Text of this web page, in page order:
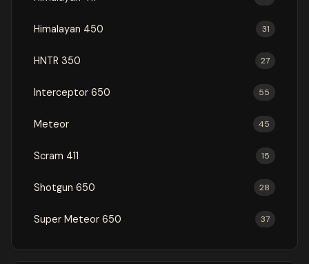
Himalayan 450 31
HNTR 350 27
Interceptor 650 55
Meteor 45
Scram 411 15
Shotgun 650 28
Super Meteor 650 37